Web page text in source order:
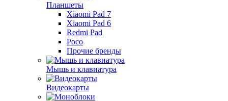
Планшеты
Xiaomi Pad 7
Xiaomi Pad 6
Redmi Pad
Poco
Прочие бренды
Мышь и клавиатура
Видеокарты